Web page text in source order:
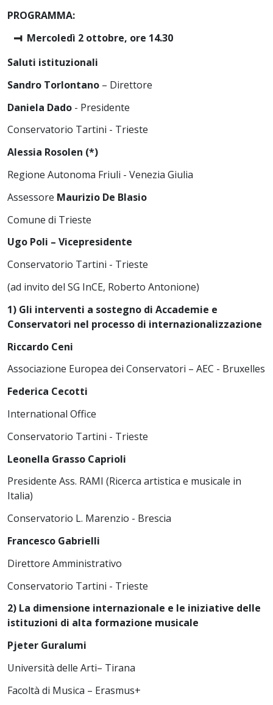
PROGRAMMA:
Mercoledì 2 ottobre, ore 14.30
Saluti istituzionali
Sandro Torlontano – Direttore
Daniela Dado - Presidente
Conservatorio Tartini - Trieste
Alessia Rosolen (*)
Regione Autonoma Friuli - Venezia Giulia
Assessore Maurizio De Blasio
Comune di Trieste
Ugo Poli – Vicepresidente
Conservatorio Tartini - Trieste
(ad invito del SG InCE, Roberto Antonione)
1) Gli interventi a sostegno di Accademie e
Conservatori nel processo di internazionalizzazione
Riccardo Ceni
Associazione Europea dei Conservatori – AEC - Bruxelles
Federica Cecotti
International Office
Conservatorio Tartini - Trieste
Leonella Grasso Caprioli
Presidente Ass. RAMI (Ricerca artistica e musicale in
Italia)
Conservatorio L. Marenzio - Brescia
Francesco Gabrielli
Direttore Amministrativo
Conservatorio Tartini - Trieste
2) La dimensione internazionale e le iniziative delle
istituzioni di alta formazione musicale
Pjeter Guralumi
Università delle Arti– Tirana
Facoltà di Musica – Erasmus+